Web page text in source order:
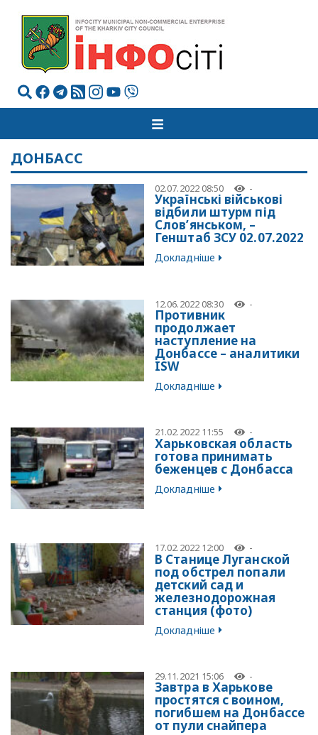
ДОНБАСС
02.07.2022 08:50 -
Українські військові
відбили штурм під
Слов’янськом, –
Генштаб ЗСУ 02.07.2022
Докладніше
12.06.2022 08:30 -
Противник
продолжает
наступление на
Донбассе – аналитики
ISW
Докладніше
21.02.2022 11:55 -
Харьковская область
готова принимать
беженцев с Донбасса
Докладніше
17.02.2022 12:00 -
В Станице Луганской
под обстрел попали
детский сад и
железнодорожная
станция (фото)
Докладніше
29.11.2021 15:06 -
Завтра в Харькове
простятся с воином,
погибшем на Донбассе
от пули снайпера